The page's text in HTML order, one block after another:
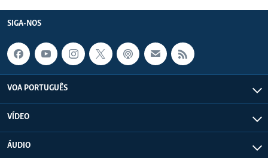
SIGA-NOS
VOA PORTUGUÊS
VÍDEO
ÁUDIO